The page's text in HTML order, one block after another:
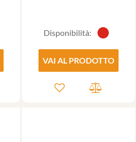
Disponibilità:
VAI AL PRODOTTO